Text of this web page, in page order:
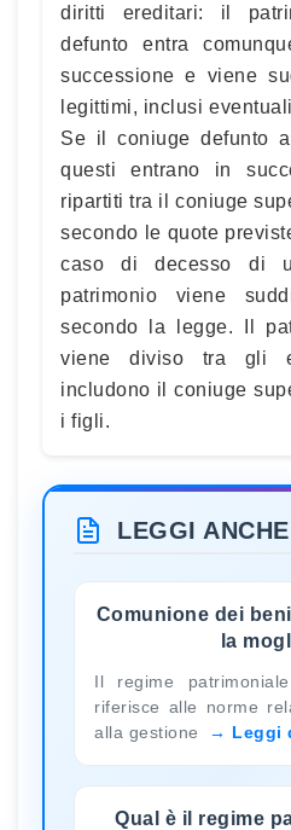
diritti ereditari: il
defunto entra
successione e viene
legittimi, inclusi
Se il coniuge defunto
questi entrano in
ripartiti tra il coniuge
secondo le quote
caso di decesso di
patrimonio viene
secondo la legge. Il
viene diviso tra gli
includono il coniuge
i figli.
LEGGI ANCHE
Comunione dei
la
Il regime
riferisce alle norme
alla gestione
Leggi
Qual è il regime